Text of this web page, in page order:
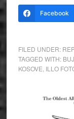
Facebook
FILED UNDER:
TAGGED WITH:
KOSOVE ILLO